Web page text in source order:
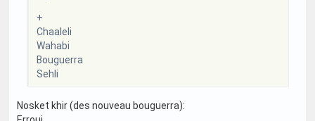
+
Chaaleli
Wahabi
Bouguerra
Sehli
Nosket khir (des nouveau bouguerra):